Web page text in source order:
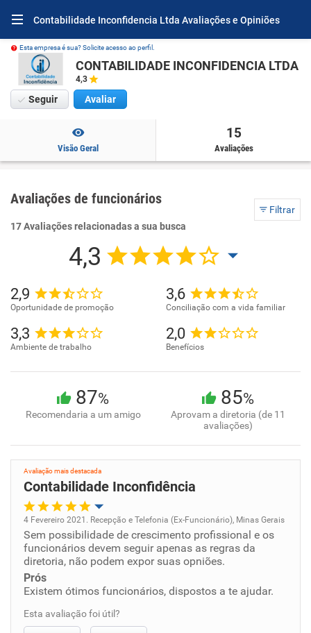
Contabilidade Inconfidencia Ltda Avaliações e Opiniões
Esta empresa é sua? Solicite acesso ao perfil.
CONTABILIDADE INCONFIDENCIA LTDA
4,3
Seguir Avaliar
Visão Geral
15
Avaliações
Avaliações de funcionários
Filtrar
17 Avaliações relacionadas a sua busca
4,3
2,9
Oportunidade de promoção
3,6
Conciliação com a vida familiar
3,3
Ambiente de trabalho
2,0
Benefícios
87%
Recomendaria a um amigo
85%
Aprovam a diretoria (de 11
avaliações)
Avaliação mais destacada
Contabilidade Inconfidência
Oportunidade de promoção
Ambiente de trabalho
4 Fevereiro 2021. Recepção e Telefonia (Ex-Funcionário), Minas Gerais
Sem possibilidade de crescimento profissional e os
funcionários devem seguir apenas as regras da
diretoria, não podem expor suas opniões.
Prós
Existem ótimos funcionários, dispostos a te ajudar.
Esta avaliação foi útil?